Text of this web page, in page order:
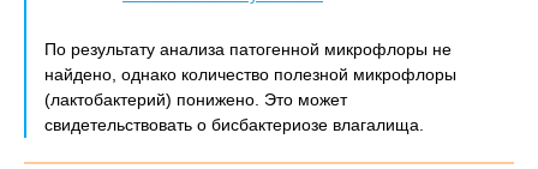
По результату анализа патогенной микрофлоры не
найдено, однако количество полезной микрофлоры
(лактобактерий) понижено. Это может
свидетельствовать о бисбактериозе влагалища.